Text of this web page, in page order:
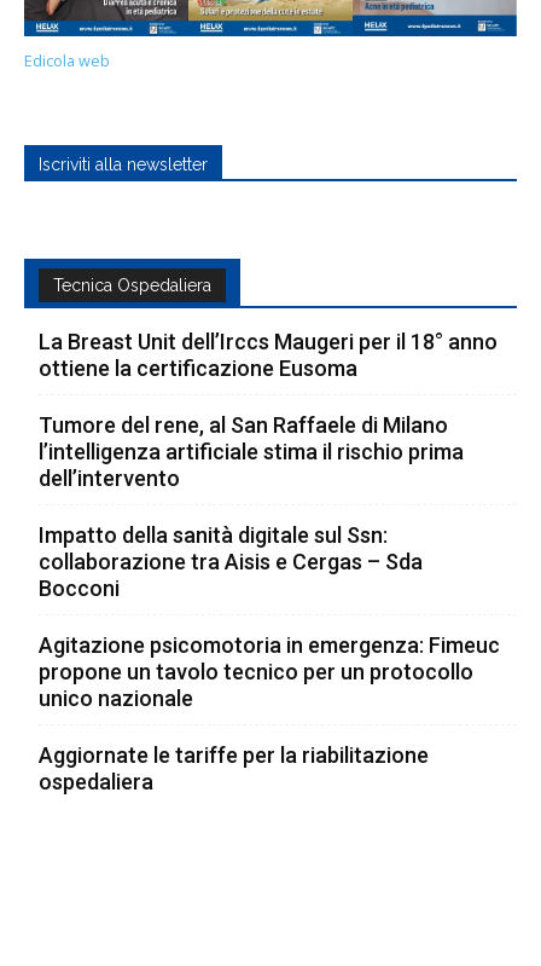
Edicola web
Iscriviti alla newsletter
Tecnica Ospedaliera
La Breast Unit dell’Irccs Maugeri per il 18° anno
ottiene la certificazione Eusoma
Tumore del rene, al San Raffaele di Milano
l’intelligenza artificiale stima il rischio prima
dell’intervento
Impatto della sanità digitale sul Ssn:
collaborazione tra Aisis e Cergas – Sda
Bocconi
Agitazione psicomotoria in emergenza: Fimeuc
propone un tavolo tecnico per un protocollo
unico nazionale
Aggiornate le tariffe per la riabilitazione
ospedaliera